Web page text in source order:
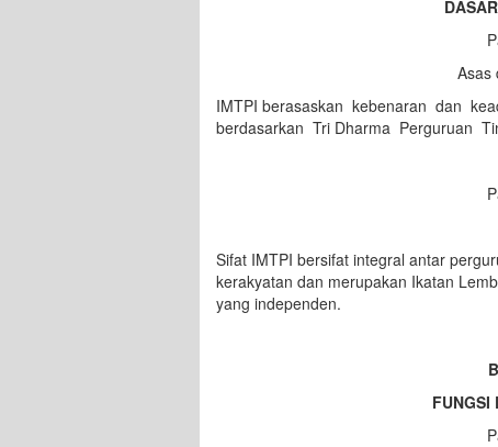
Asas
IMTPI berasaskan kebenaran dan
berdasarkan Tri Dharma Perguruan
Sifat IMTPI bersifat integral antar
kerakyatan dan merupakan Ikatan
yang independen.
FUNGSI